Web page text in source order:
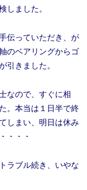
しました。
伝っていただき、が
のベアリングからゴ
引きました。
なので、すぐに相
。本当は１日半で終
しまい、明日は休み
・・・
ラブル続き、いやな